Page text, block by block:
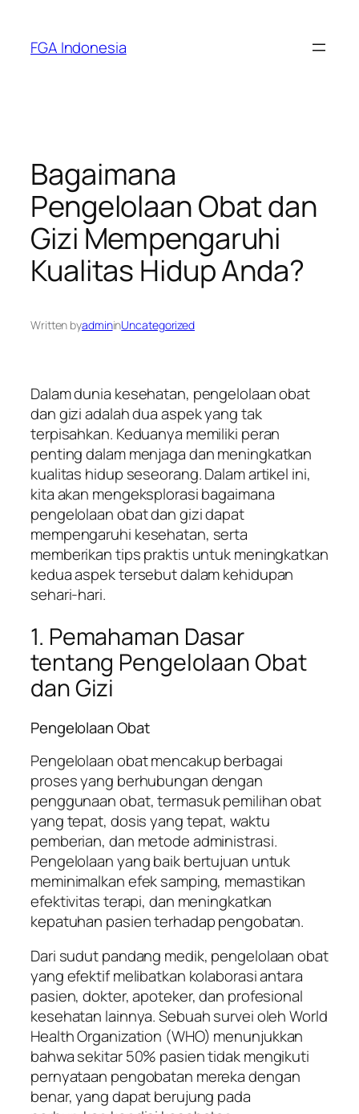
content
FGA Indonesia
Bagaimana
Pengelolaan Obat dan
Gizi Mempengaruhi
Kualitas Hidup Anda?
Written byadmininUncategorized
Dalam dunia kesehatan, pengelolaan obat
dan gizi adalah dua aspek yang tak
terpisahkan. Keduanya memiliki peran
penting dalam menjaga dan meningkatkan
kualitas hidup seseorang. Dalam artikel ini,
kita akan mengeksplorasi bagaimana
pengelolaan obat dan gizi dapat
mempengaruhi kesehatan, serta
memberikan tips praktis untuk meningkatkan
kedua aspek tersebut dalam kehidupan
sehari-hari.
1. Pemahaman Dasar
tentang Pengelolaan Obat
dan Gizi
Pengelolaan Obat
Pengelolaan obat mencakup berbagai
proses yang berhubungan dengan
penggunaan obat, termasuk pemilihan obat
yang tepat, dosis yang tepat, waktu
pemberian, dan metode administrasi.
Pengelolaan yang baik bertujuan untuk
meminimalkan efek samping, memastikan
efektivitas terapi, dan meningkatkan
kepatuhan pasien terhadap pengobatan.
Dari sudut pandang medik, pengelolaan obat
yang efektif melibatkan kolaborasi antara
pasien, dokter, apoteker, dan profesional
kesehatan lainnya. Sebuah survei olehWorld
Health Organization (WHO) menunjukkan
bahwa sekitar 50% pasien tidak mengikuti
pernyataan pengobatan mereka dengan
benar, yang dapat berujung pada